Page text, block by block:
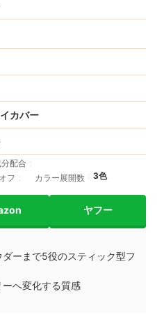
カバー
配合
フ カラー展開数 3色
ヤフー
ーまで5役のスティック型フ
へ変化する質感